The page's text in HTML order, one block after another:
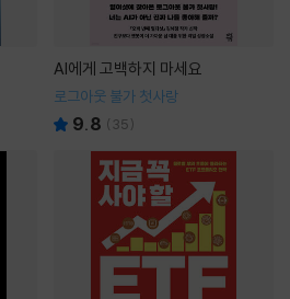
AI에게 고백하지 마세요
로그아웃 불가 첫사랑
9.8 ( 35)